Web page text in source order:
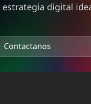
estrategia digital
Contactanos